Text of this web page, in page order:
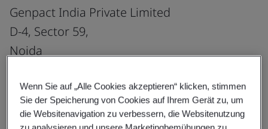
Genpact India Private Limited
D-4, Sector 59,
Noida
India
Wenn Sie auf „Alle Cookies akzeptieren“ klicken, stimmen
Sie der Speicherung von Cookies auf Ihrem Gerät zu, um
die Websitenavigation zu verbessern, die Websitenutzung